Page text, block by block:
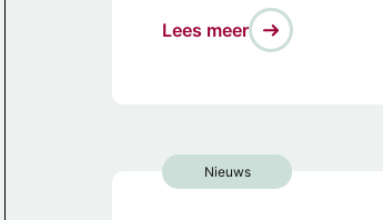
Lees meer
Nieuws